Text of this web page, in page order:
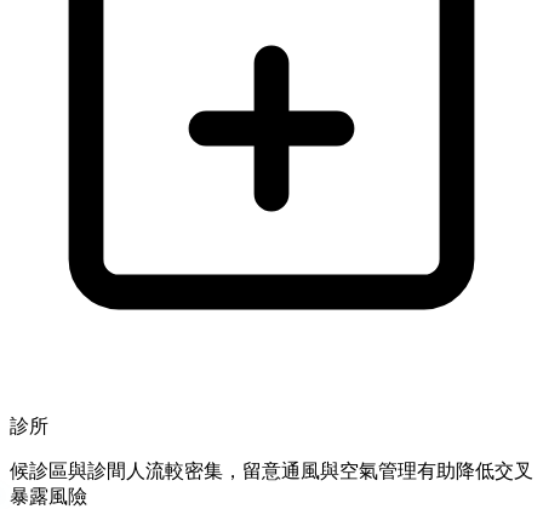
診所
候診區與診間人流較密集，留意通風與空氣管理有助降低交叉
暴露風險